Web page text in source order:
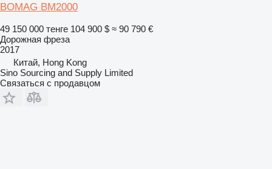
BOMAG BM2000
49 150 000 тенге 104 900 $ ≈ 90 790 €
Дорожная фреза
2017
Китай, Hong Kong
Sino Sourcing and Supply Limited
Связаться с продавцом